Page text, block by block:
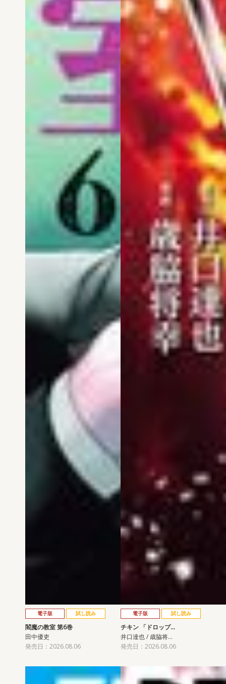
電子版 試し読み
閻魔の教室 第6巻
田中優吏
発売日：2026.08.06
電子版 試し読み
チキン 「ドロップ…
井口達也 / 歳脇将…
発売日：2026.08.06